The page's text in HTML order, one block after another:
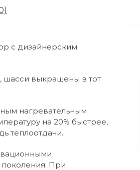
с дизайнерским
шасси выкрашены в тот
нагревательным
на 20% быстрее,
теплоотдачи.
При